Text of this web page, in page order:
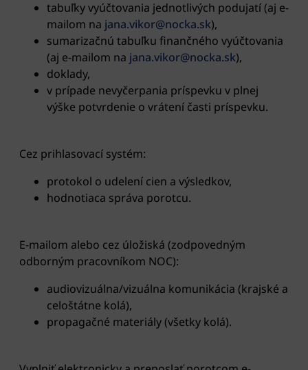
tabuľky vyúčtovania jednotlivých podujatí (aj e-
mailom na jana.vikor@nocka.sk),
sumarizačnú tabuľku finančného vyúčtovania
(aj e-mailom na jana.vikor@nocka.sk),
doklady,
v prípade nevyčerpania príspevku v plnej
výške potvrdenie o vrátení časti príspevku.
Cez prihlasovací systém:
protokol o udelení cien a výsledkov,
hodnotiaca správa porotcu.
E-mailom alebo cez úložiská (zodpovedným
odborným pracovníkom NOC):
audiovizuálna/vizuálna komunikácia (krajské a
celoštátne kolá),
propagačné materiály (všetky kolá).